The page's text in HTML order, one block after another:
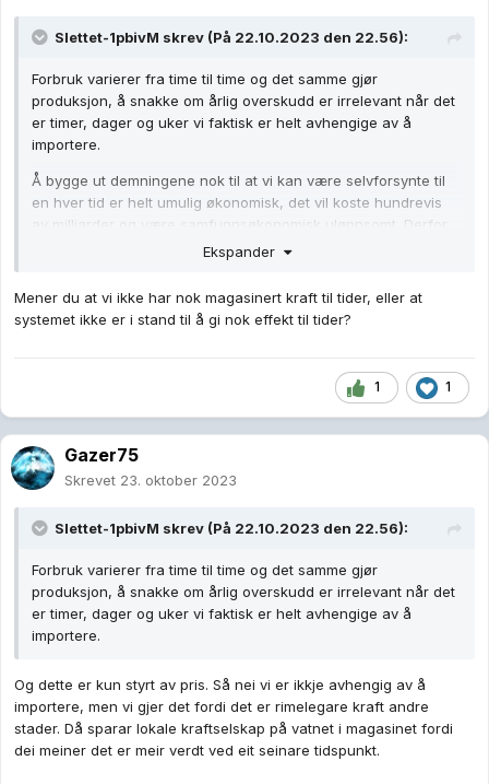
Slettet-1pbivM skrev (På 22.10.2023 den 22.56):
Forbruk varierer fra time til time og det samme gjør
produksjon, å snakke om årlig overskudd er irrelevant når det
er timer, dager og uker vi faktisk er helt avhengige av å
importere.
Å bygge ut demningene nok til at vi kan være selvforsynte til
en hver tid er helt umulig økonomisk, det vil koste hundrevis
av milliarder og være samfunnsøkonomisk ulønnsomt. Derfor
har vi satset på utenlandskabler siden 50-tallet.
Ekspander
Mener du at vi ikke har nok magasinert kraft til tider, eller at
systemet ikke er i stand til å gi nok effekt til tider?
1 1
Gazer75
Skrevet 23. oktober 2023
Slettet-1pbivM skrev (På 22.10.2023 den 22.56):
Forbruk varierer fra time til time og det samme gjør
produksjon, å snakke om årlig overskudd er irrelevant når det
er timer, dager og uker vi faktisk er helt avhengige av å
importere.
Og dette er kun styrt av pris. Så nei vi er ikkje avhengig av å
importere, men vi gjer det fordi det er rimelegare kraft andre
stader. Då sparar lokale kraftselskap på vatnet i magasinet fordi
dei meiner det er meir verdt ved eit seinare tidspunkt.